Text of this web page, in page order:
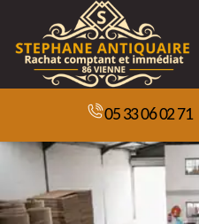
05 33 06 02 71